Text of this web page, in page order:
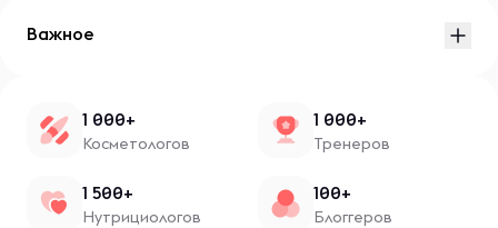
Важное
1 000+
Косметологов
1 000+
Тренеров
1 500+
Нутрициологов
100+
Блоггеров